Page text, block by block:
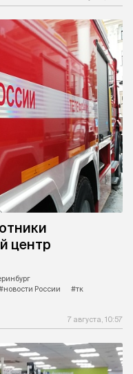
центр
России #тк
7 августа, 10:57